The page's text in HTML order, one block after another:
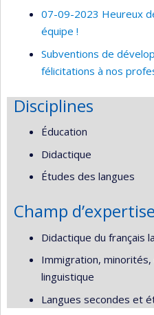
07-09-2023 Heureux
équipe !
Subventions de
félicitations à nos
Disciplines
Éducation
Didactique
Études des langues
Champ d’expertise
Didactique du français
Immigration,
linguistique
Langues secondes et